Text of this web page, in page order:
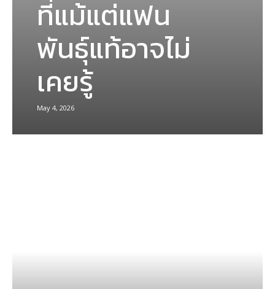
ที่แม้แต่แฟน
พันธุ์แท้อาจไม่
เคยรู้
May 4, 2026